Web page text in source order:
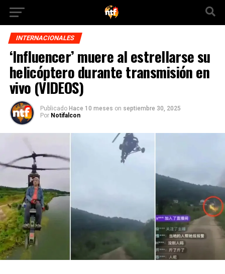
INTERNACIONALES
‘Influencer’ muere al estrellarse su
helicóptero durante transmisión en
vivo (VIDEOS)
Publicado Hace 10 meses on septiembre 30, 2025
Por Notifalcon